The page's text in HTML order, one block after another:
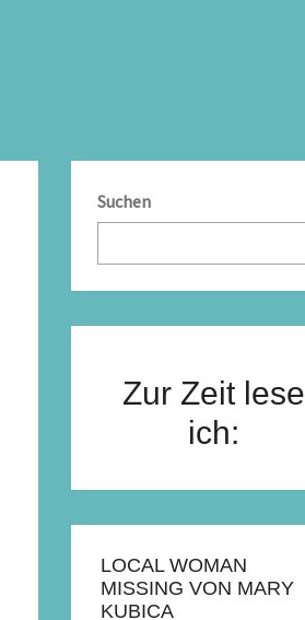
Suchen
Zur Zeit lese
ich:
LOCAL WOMAN
MISSING VON MARY
KUBICA